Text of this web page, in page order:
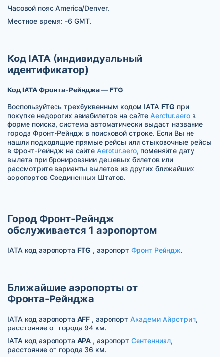
Часовой пояс America/Denver.
Местное время: -6 GMT.
Код IATA (индивидуальный
идентификатор)
Код IATA Фронта-Рейнджа — FTG
Воспользуйтесь трехбуквенным кодом IATA FTG при
покупке недорогих авиабилетов на сайте Aerotur.aero в
форме поиска, система автоматически выдаст название
города Фронт-Рейндж в поисковой строке. Если Вы не
нашли подходящие прямые рейсы или стыковочные рейсы
в Фронт-Рейндж на сайте Aerotur.aero, поменяйте дату
вылета при бронировании дешевых билетов или
рассмотрите варианты вылетов из других ближайших
аэропортов Соединенных Штатов.
Город Фронт-Рейндж
обслуживается 1 аэропортом
IATA код аэропорта FTG , аэропорт Фронт Рейндж.
Ближайшие аэропорты от
Фронта-Рейнджа
IATA код аэропорта AFF , аэропорт Академи Айрстрип,
расстояние от города 94 км.
IATA код аэропорта APA , аэропорт Сентенниал,
расстояние от города 36 км.